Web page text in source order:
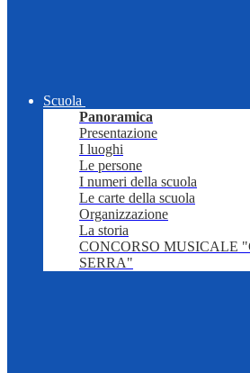
Scuola
Panoramica
Presentazione
I luoghi
Le persone
I numeri della scuola
Le carte della scuola
Organizzazione
La storia
CONCORSO MUSICALE
SERRA"